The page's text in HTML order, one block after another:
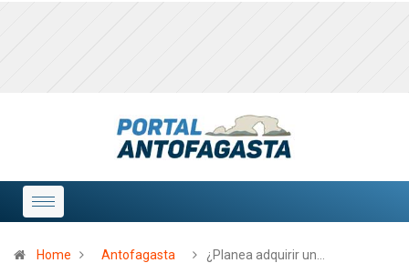
Home Antofagasta ¿Planea adquirir un…